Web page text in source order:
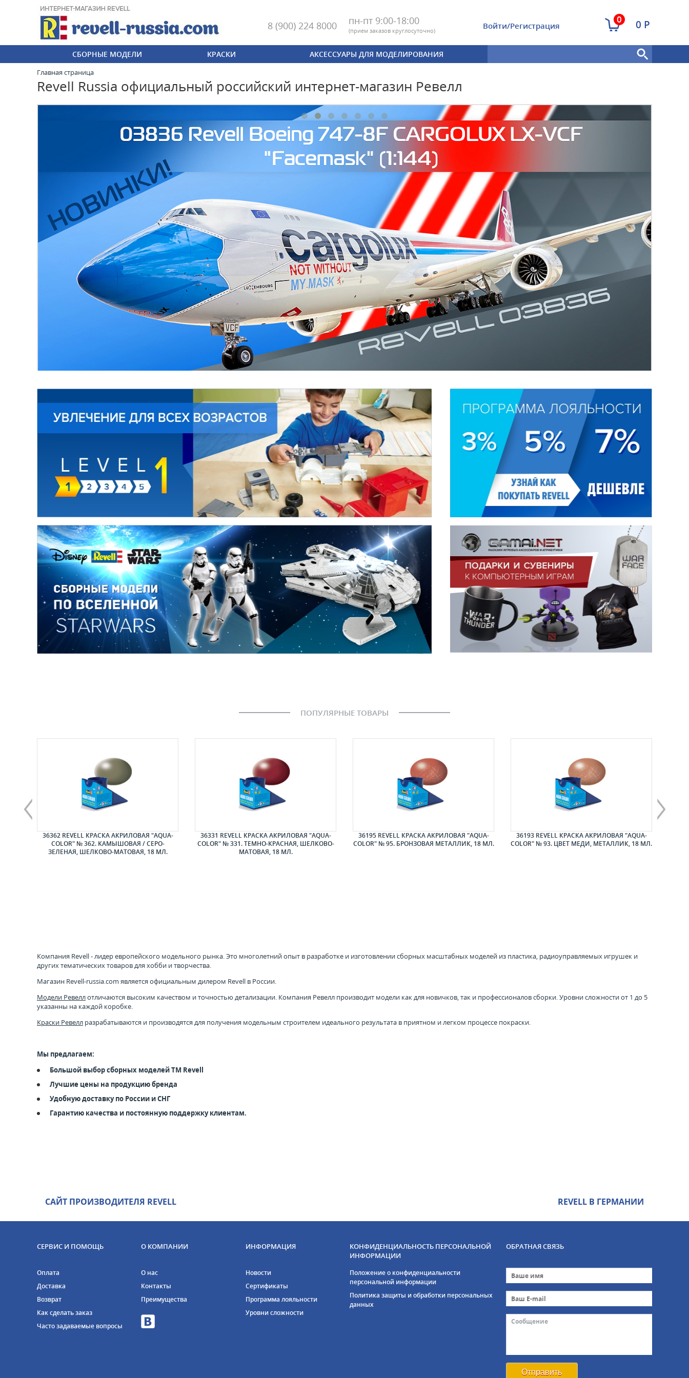
Войти/Регистрация
8 (900) 224 8000 пн-пт 9:00-18:00
(прием заказов круглосуточно)
0 0 Р
СБОРНЫЕ МОДЕЛИ КРАСКИ АКСЕССУАРЫ ДЛЯ МОДЕЛИРОВАНИЯ
Главная страница
Revell Russia официальный российский интернет-магазин Ревелл
ПОПУЛЯРНЫЕ ТОВАРЫ
36362 REVELL КРАСКА АКРИЛОВАЯ "AQUA-
COLOR" № 362. КАМЫШОВАЯ / СЕРО-
ЗЕЛЕНАЯ, ШЕЛКОВО-МАТОВАЯ, 18 МЛ.
36331 REVELL КРАСКА АКРИЛОВАЯ "AQUA-
COLOR" № 331. ТЕМНО-КРАСНАЯ, ШЕЛКОВО-
МАТОВАЯ, 18 МЛ.
36195 REVELL КРАСКА АКРИЛОВАЯ "AQUA-
COLOR" № 95. БРОНЗОВАЯ МЕТАЛЛИК, 18 МЛ.
36193 REVELL КРАСКА АКРИЛОВАЯ "AQUA-
COLOR" № 93. ЦВЕТ МЕДИ, МЕТАЛЛИК, 18 МЛ.
Компания Revell - лидер европейского модельного рынка. Это многолетний опыт в разработке и изготовлении сборных масштабных моделей из пластика, радиоуправляемых игрушек и
других тематических товаров для хобби и творчества.
Магазин Revell-russia.com является официальным дилером Revell в России.
Модели Ревеллотличаются высоким качеством и точностью детализации. Компания Ревелл производит модели как для новичков, так и профессионалов сборки. Уровни сложности от 1 до 5
указанны на каждой коробке.
Краски Ревелл разрабатываются и производятся для получения модельным строителем идеального результата в приятном и легком процессе покраски.
Мы предлагаем:
Большой выбор сборных моделей ТМ Revell
Лучшие цены на продукцию бренда
Удобную доставку по России и СНГ
Гарантию качества и постоянную поддержку клиентам.
САЙТ ПРОИЗВОДИТЕЛЯ REVELL REVELL В ГЕРМАНИИ
СЕРВИС И ПОМОЩЬ
Оплата
Доставка
Возврат
Как сделать заказ
Часто задаваемые вопросы
О КОМПАНИИ
О нас
Контакты
Преимущества
ИНФОРМАЦИЯ
Новости
Сертификаты
Программа лояльности
Уровни сложности
КОНФИДЕНЦИАЛЬНОСТЬ ПЕРСОНАЛЬНОЙ
ИНФОРМАЦИИ
Положение о конфиденциальности
персональной информации
Политика защиты и обработки персональных
данных
ОБРАТНАЯ СВЯЗЬ